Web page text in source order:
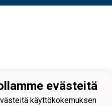
evästeitä
käyttökokemuksen